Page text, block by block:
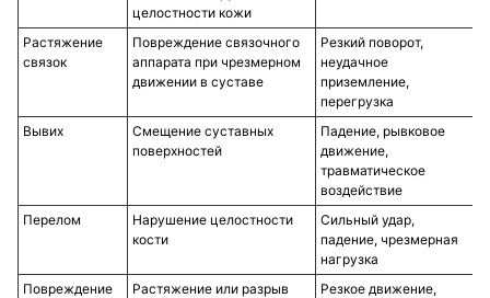
целостности кожи
Растяжение
связок
Повреждение связочного
аппарата при чрезмерном
движении в суставе
Резкий поворот,
неудачное
приземление,
перегрузка
Вывих
Смещение суставных
поверхностей
Падение, рывковое
движение,
травматическое
воздействие
Перелом
Нарушение целостности
кости
Сильный удар,
падение, чрезмерная
нагрузка
Повреждение
Растяжение или разрыв
Резкое движение,